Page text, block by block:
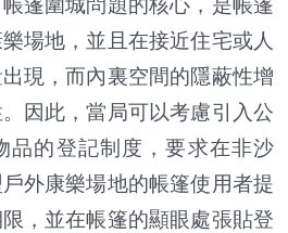
篷圍城問題的核心，是帳篷
場地，並且在接近住宅或人
現，而內裏空間的隱蔽性增
因此，當局可以考慮引入公
品的登記制度，要求在非沙
外康樂場地的帳篷使用者提
，並在帳篷的顯眼處張貼登